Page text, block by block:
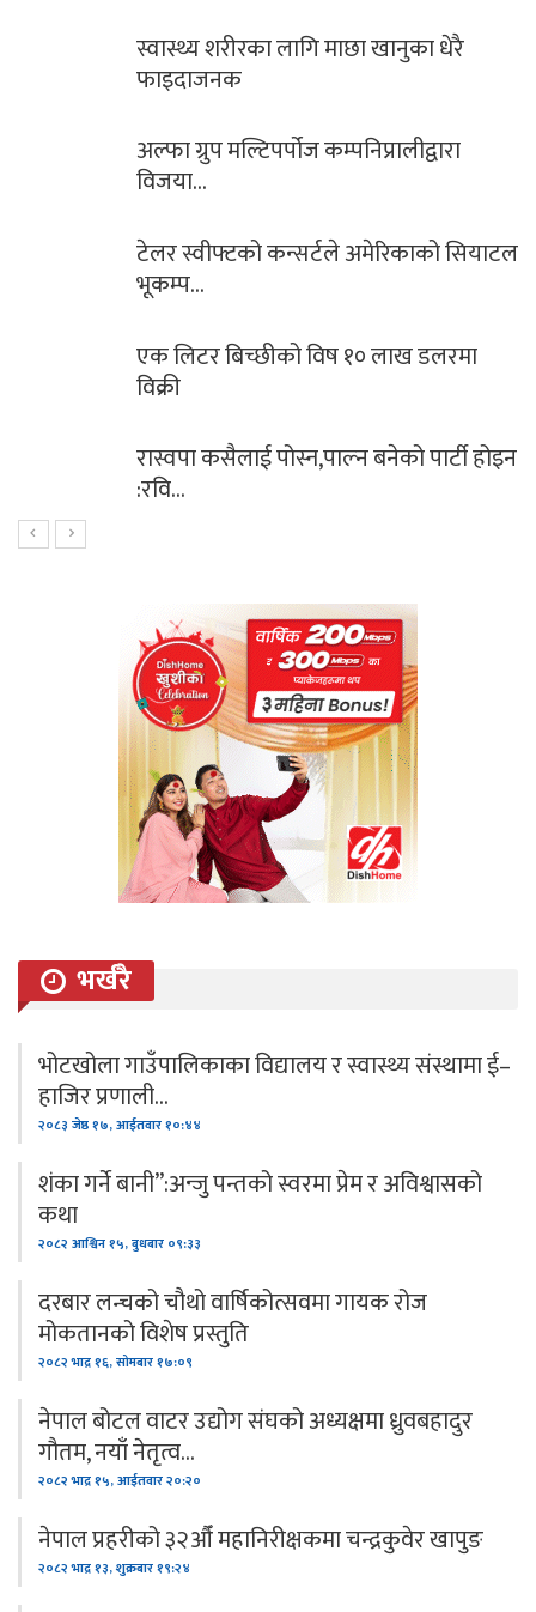
भगवान शिवको पुजा गर्दा नगर्नुहोस यी १५
गल्ती !
भारतद्वारा नयाँ रकेट प्रक्षेपण
सिसेक्पा कप २०८० फुटसल प्रतियोगिता’
साउन २७ र २८…
साबधान ! शनिबारको दिन भुलेर पनि
महिना दिन नबित्दै उप्कियो मध्यपहाडी
भर्खरै
भोटखोला गाउँपालिकाका विद्यालय र स्वास्थ्य संस्थामा ई–
हाजिर प्रणाली…
२०८३ जेष्ठ १७, आईतवार १०:४४
शंका गर्ने बानी”:अन्जु पन्तको स्वरमा प्रेम र अविश्वासको
कथा
२०८२ आश्विन १५, बुधबार ०९:३३
दरबार लन्चको चौथो वार्षिकोत्सवमा गायक रोज
मोकतानको विशेष प्रस्तुति
२०८२ भाद्र १६, सोमबार १७:०९
नेपाल बोटल वाटर उद्योग संघको अध्यक्षमा ध्रुवबहादुर
गौतम, नयाँ नेतृत्व…
२०८२ भाद्र १५, आईतवार २०:२०
नेपाल प्रहरीको ३२औँ महानिरीक्षकमा चन्द्रकुवेर खापुङ
२०८२ भाद्र १३, शुक्रबार १९:२४